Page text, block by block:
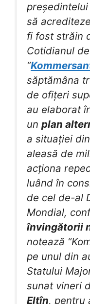
președintelui
să
fi fost străin
Cotidianul
“
săptămâna
de ofițeri
au elaborat
un plan
a situației
aleasă de
acționa
luând în
de cel de-al
Mondial,
învingătorii
notează
pe unul din
Statului
sunat vineri
Elțîn, pentru